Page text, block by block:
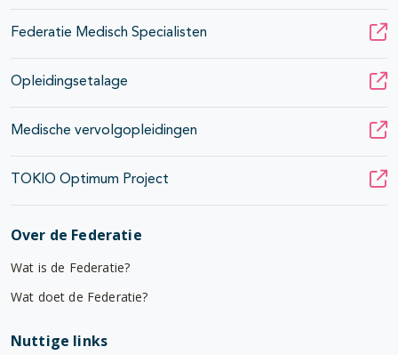
Federatie Medisch Specialisten
Opleidingsetalage
Medische vervolgopleidingen
TOKIO Optimum Project
Over de Federatie
Wat is de Federatie?
Wat doet de Federatie?
Nuttige links